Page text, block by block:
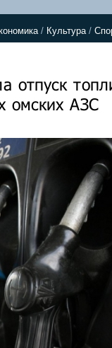
/ Культура/
отпуск
омских АЗС